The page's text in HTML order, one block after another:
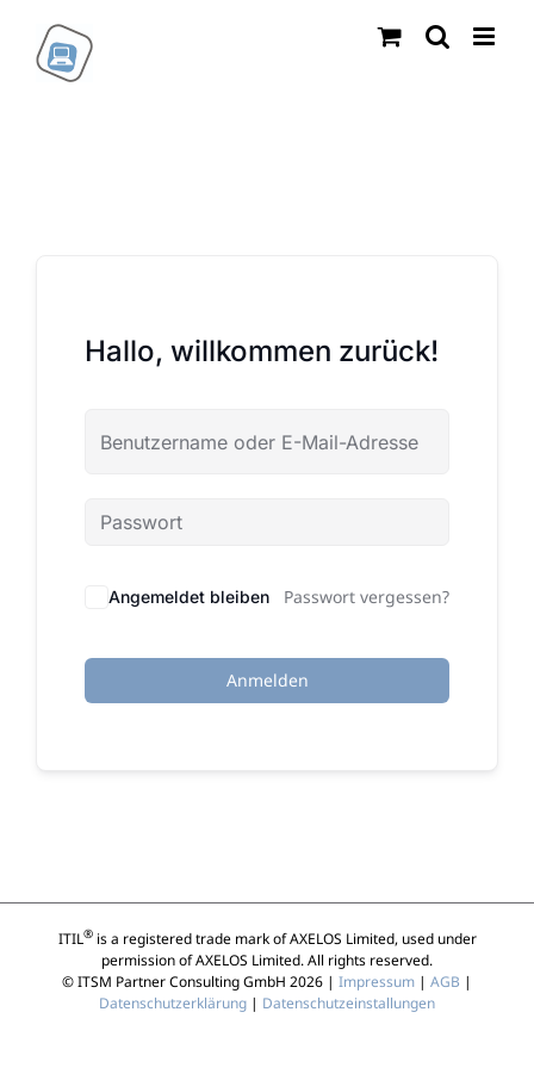
Inhalt
springen
Hallo, willkommen zurück!
Angemeldet bleiben Passwort vergessen?
Anmelden
ITIL®is a registered trade mark of AXELOS Limited, used under
permission of AXELOS Limited. All rights reserved.
© ITSM Partner Consulting GmbH 2026 | Impressum | AGB |
Datenschutzerklärung | Datenschutzeinstallungen